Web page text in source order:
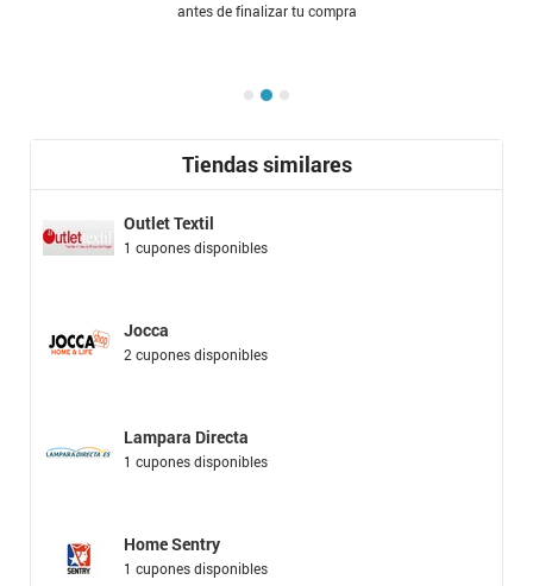
antes de finalizar tu compra
Tiendas similares
Outlet Textil
1 cupones disponibles
Jocca
2 cupones disponibles
Lampara Directa
1 cupones disponibles
Home Sentry
1 cupones disponibles